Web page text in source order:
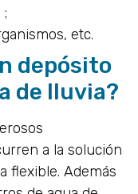
etc.
depósito
de lluvia?
a la solución
flexible. Además